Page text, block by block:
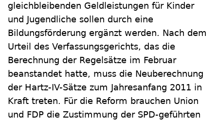
gleichbleibenden Geldleistungen für Kinder
und Jugendliche sollen durch eine
Bildungsförderung ergänzt werden. Nach dem
Urteil des Verfassungsgerichts, das die
Berechnung der Regelsätze im Februar
beanstandet hatte, muss die Neuberechnung
der Hartz-IV-Sätze zum Jahresanfang 2011 in
Kraft treten. Für die Reform brauchen Union
und FDP die Zustimmung der SPD-geführten